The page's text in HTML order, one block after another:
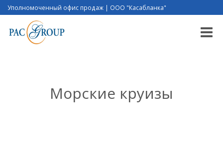
Уполномоченный офис продаж | ООО "Касабланка"
Toggle
Морские круизы